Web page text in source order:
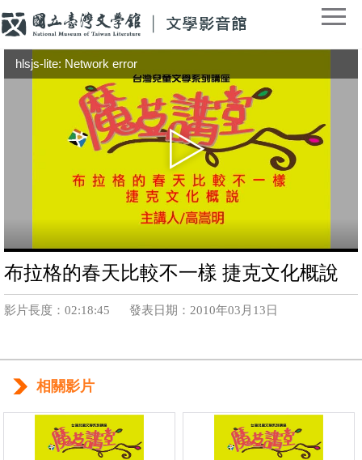
hlsjs-lite: Network error
布拉格的春天比較不一樣 捷克文化概說
影片長度：02:18:45 發表日期：2010年03月13日
相關影片